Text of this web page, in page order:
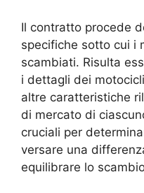
Il contratto procede
specifiche sotto cui i
scambiati. Risulta
i dettagli dei
altre caratteristiche
di mercato di
cruciali per
versare una
equilibrare lo